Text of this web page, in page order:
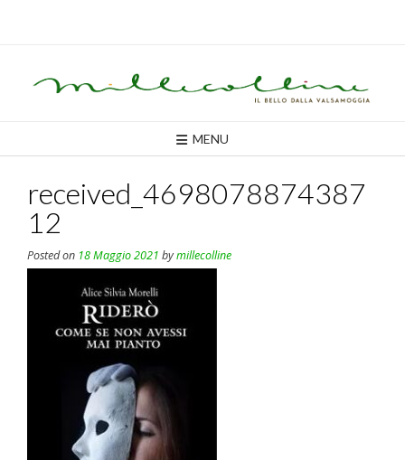
MENU
received_4698078874387
12
Posted on 18 Maggio 2021 bymillecolline